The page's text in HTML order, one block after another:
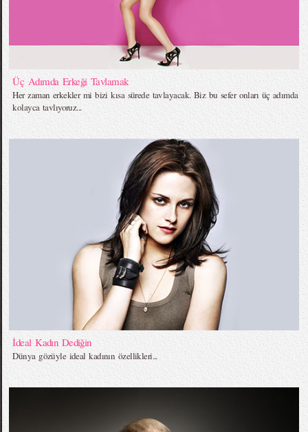
Üç Adımda Erkeği Tavlamak
Her zaman erkekler mi bizi kısa sürede tavlayacak. Biz bu sefer onları üç adımda
kolayca tavlıyoruz...
İdeal Kadın Dediğin
Dünya gözüyle ideal kadının özellikleri...